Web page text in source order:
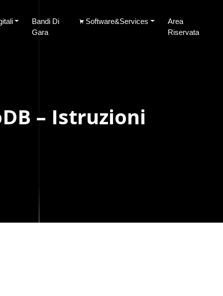
Bandi Di
Gara
Software&Services
Area
Riservata
– Istruzioni